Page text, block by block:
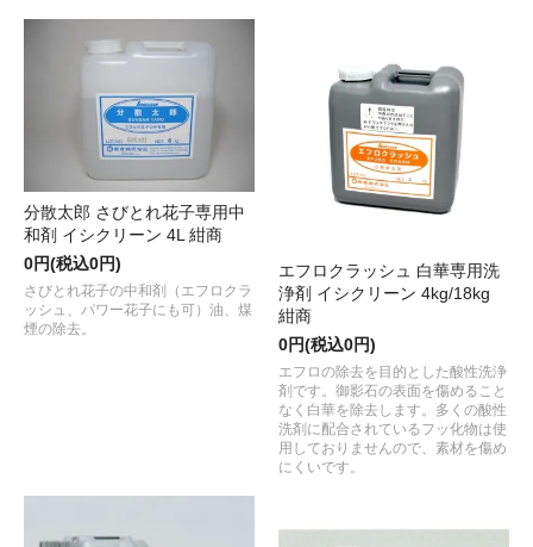
分散太郎 さびとれ花子専用中
和剤 イシクリーン 4L 紺商
0円(税込0円)
さびとれ花子の中和剤（エフロクラ
ッシュ、パワー花子にも可）油、煤
煙の除去。
エフロクラッシュ 白華専用洗
浄剤 イシクリーン 4kg/18kg
紺商
0円(税込0円)
エフロの除去を目的とした酸性洗浄
剤です。御影石の表面を傷めること
なく白華を除去します。多くの酸性
洗剤に配合されているフッ化物は使
用しておりませんので、素材を傷め
にくいです。